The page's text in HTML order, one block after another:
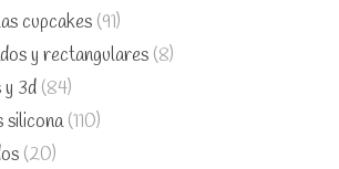
cupcakes (91)
y rectangulares (8)
3d (84)
silicona (110)
(20)